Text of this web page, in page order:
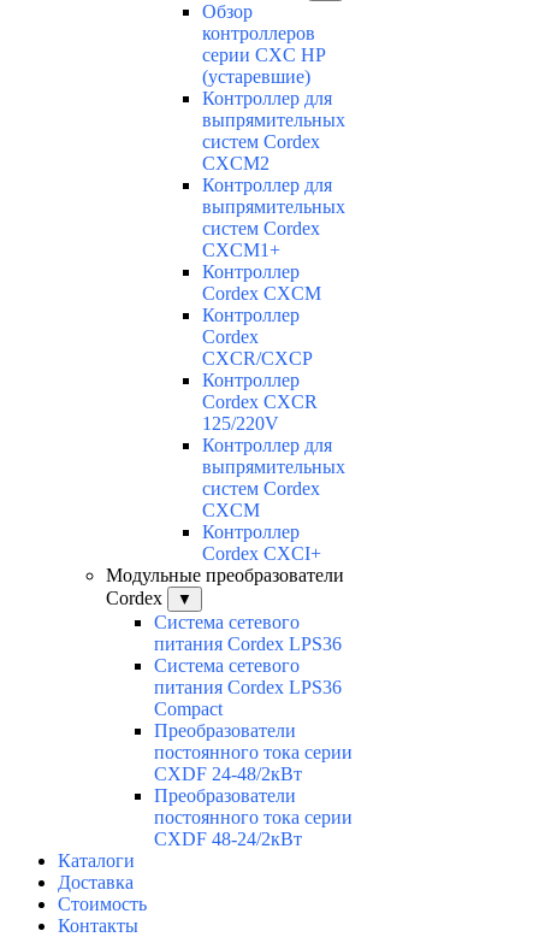
Обзор
контроллеров
серии CXC HP
(устаревшие)
Контроллер для
выпрямительных
систем Cordex
CXCM2
Контроллер для
выпрямительных
систем Cordex
CXCM1+
Контроллер
Cordex CXCM
Контроллер
Cordex
CXCR/CXCP
Контроллер
Cordex CXCR
125/220V
Контроллер для
выпрямительных
систем Cordex
CXCM
Контроллер
Cordex CXCI+
Модульные преобразователи
Cordex
▼
Система сетевого
питания Cordex LPS36
Система сетевого
питания Cordex LPS36
Compact
Преобразователи
постоянного тока серии
CXDF 24-48/2кВт
Преобразователи
постоянного тока серии
CXDF 48-24/2кВт
Каталоги
Доставка
Стоимость
Контакты